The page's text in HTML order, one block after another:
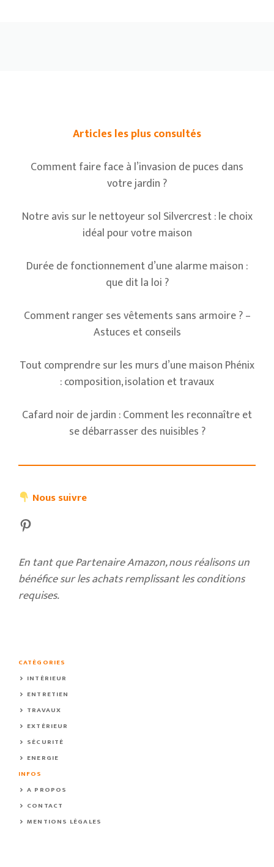
Articles les plus consultés
Comment faire face à l’invasion de puces dans
votre jardin ?
Notre avis sur le nettoyeur sol Silvercrest : le choix
idéal pour votre maison
Durée de fonctionnement d’une alarme maison :
que dit la loi ?
Comment ranger ses vêtements sans armoire ? –
Astuces et conseils
Tout comprendre sur les murs d’une maison Phénix
: composition, isolation et travaux
Cafard noir de jardin : Comment les reconnaître et
se débarrasser des nuisibles ?
Nous suivre
Pinterest
En tant que Partenaire Amazon, nous réalisons un
bénéfice sur les achats remplissant les conditions
requises.
CATÉGORIES
INTÉRIEUR
ENTRETIEN
TRAVAUX
EXTÉRIEUR
SÉCURITÉ
ENERGIE
INFOS
A PROPOS
CONTACT
MENTIONS LÉGALES